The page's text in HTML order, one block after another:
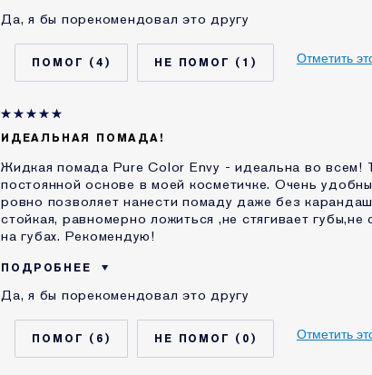
Возраст
Тип кожи
Проблема кожи
Защита от
ESTEE LAUDER?
Я получал(-а) миниатюру этого
Да, я бы порекомендовал это другу
4 1 Отметить
ИДЕАЛЬНАЯ ПОМАДА!
Жидкая помада Pure Color Envy - идеальна во всем!
постоянной основе в моей косметичке. Очень
ровно позволяет нанести помаду даже без
стойкая, равномерно ложиться ,не стягивает губы,не
на губах. Рекомендую!
ПОДРОБНЕЕ
Возраст
Тип кожи
Проблема кожи
Да, я бы порекомендовал это другу
6 0 Отметить